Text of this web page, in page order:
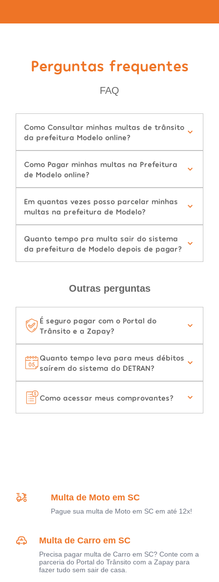
Perguntas frequentes
FAQ
Como Consultar minhas multas de trânsito
da prefeitura Modelo online?
Como Pagar minhas multas na Prefeitura
de Modelo online?
Em quantas vezes posso parcelar minhas
multas na prefeitura de Modelo?
Quanto tempo pra multa sair do sistema
da prefeitura de Modelo depois de pagar?
Outras perguntas
É seguro pagar com o Portal do
Trânsito e a Zapay?
Quanto tempo leva para meus débitos
saírem do sistema do DETRAN?
Como acessar meus comprovantes?
Multa de Moto em SC
Pague sua multa de Moto em SC em até 12x!
Multa de Carro em SC
Precisa pagar multa de Carro em SC? Conte com a
parceria do Portal do Trânsito com a Zapay para
fazer tudo sem sair de casa.